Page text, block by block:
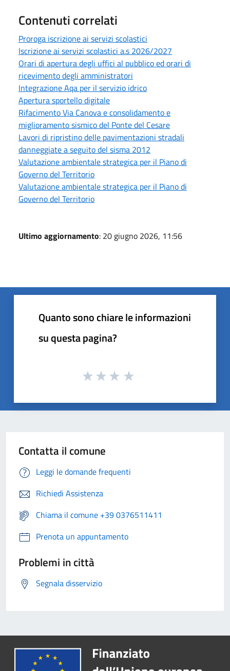
Contenuti correlati
Proroga iscrizione ai servizi scolastici
Iscrizione ai servizi scolastici a.s 2026/2027
Orari di apertura degli uffici al pubblico ed orari di
ricevimento degli amministratori
Integrazione Aqa per il servizio idrico
Apertura sportello digitale
Rifacimento Via Canova e consolidamento e
miglioramento sismico del Ponte del Cesare
Lavori di ripristino delle pavimentazioni stradali
danneggiate a seguito del sisma 2012
Valutazione ambientale strategica per il Piano di
Governo del Territorio
Valutazione ambientale strategica per il Piano di
Governo del Territorio
Ultimo aggiornamento: 20 giugno 2026, 11:56
Quanto sono chiare le informazioni
su questa pagina?
Contatta il comune
Leggi le domande frequenti
Richiedi Assistenza
Chiama il comune +39 0376511411
Prenota un appuntamento
Problemi in città
Segnala disservizio